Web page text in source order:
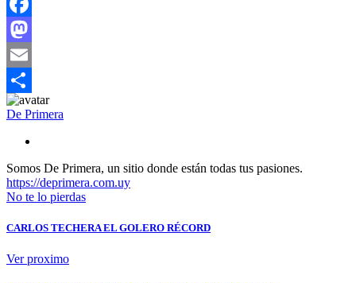
Facebook
Mastodon
Email
Compartir
De Primera
Somos De Primera, un sitio donde están todas tus pasiones.
https://deprimera.com.uy
No te lo pierdas
CARLOS TECHERA EL GOLERO RÉCORD
Ver proximo